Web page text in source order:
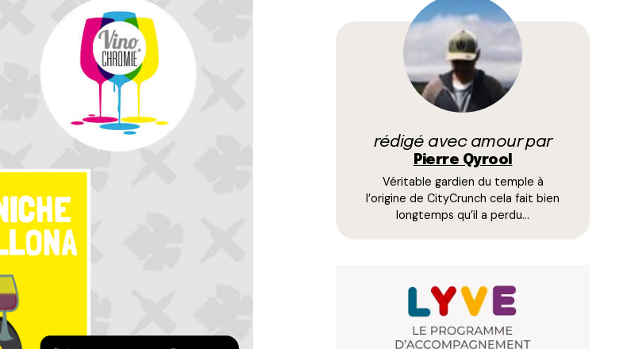
rédigé avec amour par
Pierre Qyrool
Véritable gardien du temple à
l’origine de CityCrunch cela fait bien
longtemps qu’il a perdu…